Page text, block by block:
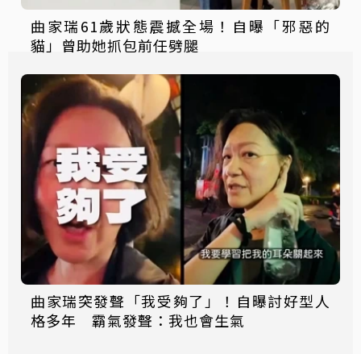
曲家瑞61歲狀態震撼全場！自曝「邪惡的
貓」曾助她抓包前任劈腿
曲家瑞突發聲「我受夠了」！自曝討好型人
格多年 霸氣發聲：我也會生氣